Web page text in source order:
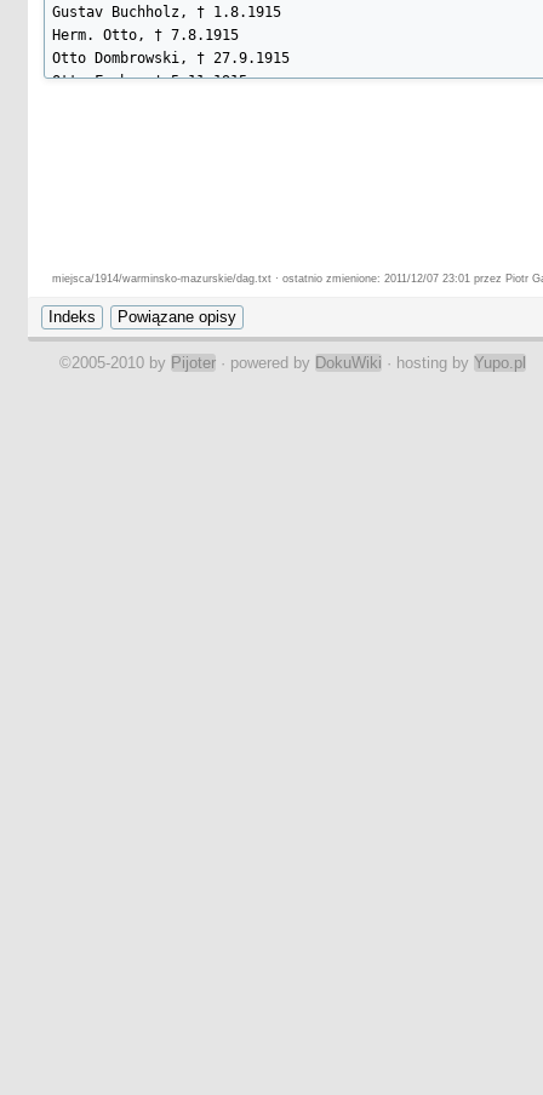
Gustav Buchholz, † 1.8.1915
Herm. Otto, † 7.8.1915
Otto Dombrowski, † 27.9.1915
Otto Fuchs, † 5.11.1915
Ehre ihrem Andenken!
miejsca/1914/warminsko-mazurskie/dag.txt · ostatnio zmienione: 2011/12/07 23:01 przez Piotr
©2005-2010 by Pijoter · powered by DokuWiki · hosting by Yupo.pl